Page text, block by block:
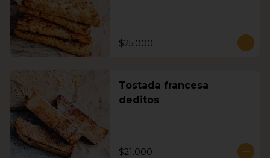
$25.000
Tostada francesa
deditos
$21.000